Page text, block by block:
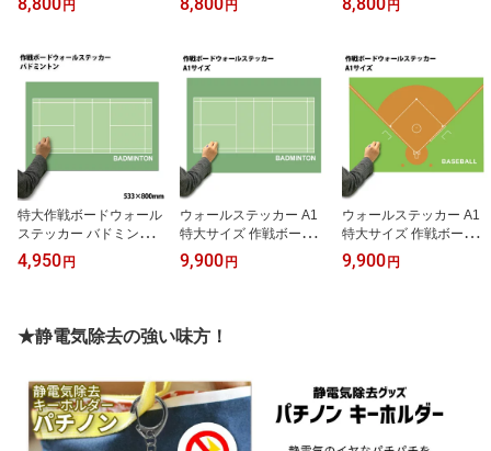
略ボード コーチングボー
戦盤 作戦版 作戦 ボード
サッカー部 少年サッカー
小学生 中学生 高校生 プ
レゼント ギフト 監督 コ
ーチ 先生 顧問
円
本製 戦略ボード コーチ
作戦版 戦術 プレゼント
監督 バスケットボールグ
ッズ バスケグッズ 鉄板
円
ボード コーチングボード
ゼント ギフト コーチ 先
生 顧問 監督 卒業 卒団 記
念品 寄贈品 テニス部 テ
ニスグッズ 贈り物 テニ
スボード
円
特大作戦ボードウォール
ステッカー バドミントン
533×800mm[送料無料 作
戦盤 プレゼント ギフト
とう 卒業記念品 卒団記
念品 退職 引退 部活 卒部
念品 グッズ 用品]*
4,950円
ウォールステッカー A1
特大サイズ 作戦ボード
コーチングボード 594x8
41mm 日本製 バドミント
先生 顧問 監督 誕生日 あ
りがとう 卒業記念品 卒
卒部 卒業 祝い お祝い 記
念 記念品 グッズ 用品
9,900円
ウォールステッカー A1
特大サイズ 作戦ボード
コーチングボード 594x8
41mm 日本製 野球[作戦
品 グッズ 用品
9,900円
★静電気除去の強い味方！